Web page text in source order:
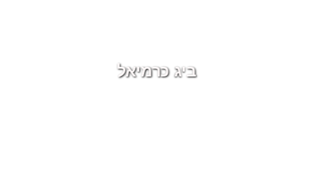
ביג כרמיאל